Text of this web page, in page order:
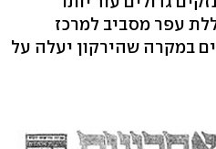
עפר מסביב למרכז
במקרה שהירקון יעלה על